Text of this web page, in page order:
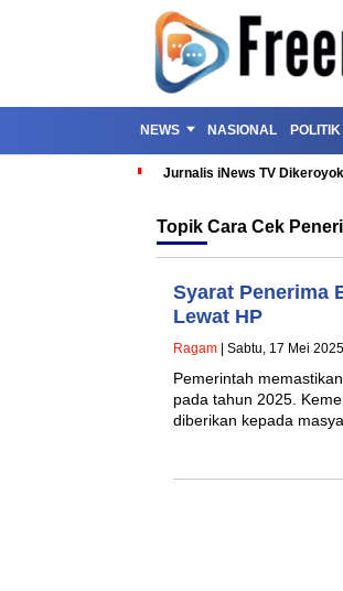
NEWS NASIONAL POLITIK
Jurnalis iNews TV
Topik Cara Cek
Syarat Penerima
Lewat HP
Ragam | Sabtu, 17 Mei
Pemerintah
pada tahun 2025.
diberikan kepada